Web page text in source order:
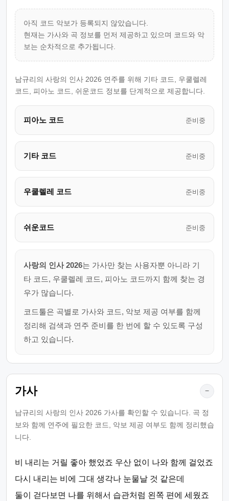
아직 코드 악보가 등록되지 않았습니다.
현재는 가사와 곡 정보를 먼저 제공하고 있으며 코드와 악
보는 순차적으로 추가됩니다.
남규리의 사랑의 인사 2026 연주를 위해 기타 코드, 우쿨렐레
코드, 피아노 코드, 쉬운코드 정보를 단계적으로 제공합니다.
피아노 코드 준비중
기타 코드 준비중
우쿨렐레 코드 준비중
쉬운코드 준비중
사랑의 인사 2026는 가사만 찾는 사용자뿐 아니라 기
타 코드, 우쿨렐레 코드, 피아노 코드까지 함께 찾는 경
우가 많습니다.
코드툴은 곡별로 가사와 코드, 악보 제공 여부를 함께
정리해 검색과 연주 준비를 한 번에 할 수 있도록 구성
하고 있습니다.
가사 −
남규리의 사랑의 인사 2026 가사를 확인할 수 있습니다. 곡 정
보와 함께 연주에 필요한 코드, 악보 제공 여부도 함께 정리했습
니다.
비 내리는 거릴 좋아 했었죠 우산 없이 나와 함께 걸었죠
다시 내리는 비에 그대 생각나 눈물날 것 같은데
둘이 걷다보면 나를 위해서 습관처럼 왼쪽 편에 세웠죠